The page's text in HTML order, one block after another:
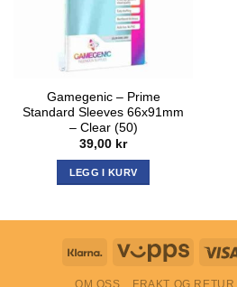
Gamegenic – Prime
Standard Sleeves 66x91mm
– Clear (50)
39,00 kr
LEGG I KURV
Klarna Vipps
OM OSS FRAKT OG RETUR